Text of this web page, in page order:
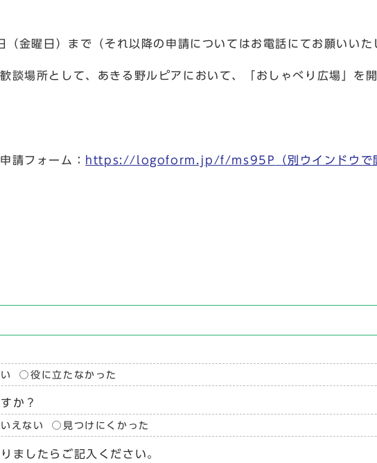
曜日）まで（それ以降の申請についてはお電話にてお願いいた
談場所として、あきる野ルピアにおいて、「おしゃべり広場」を
請フォーム： https://logoform.jp/f/ms95P （別ウインドウで
役に立たなかった
か？
えない 見つけにくかった
ましたらご記入ください。